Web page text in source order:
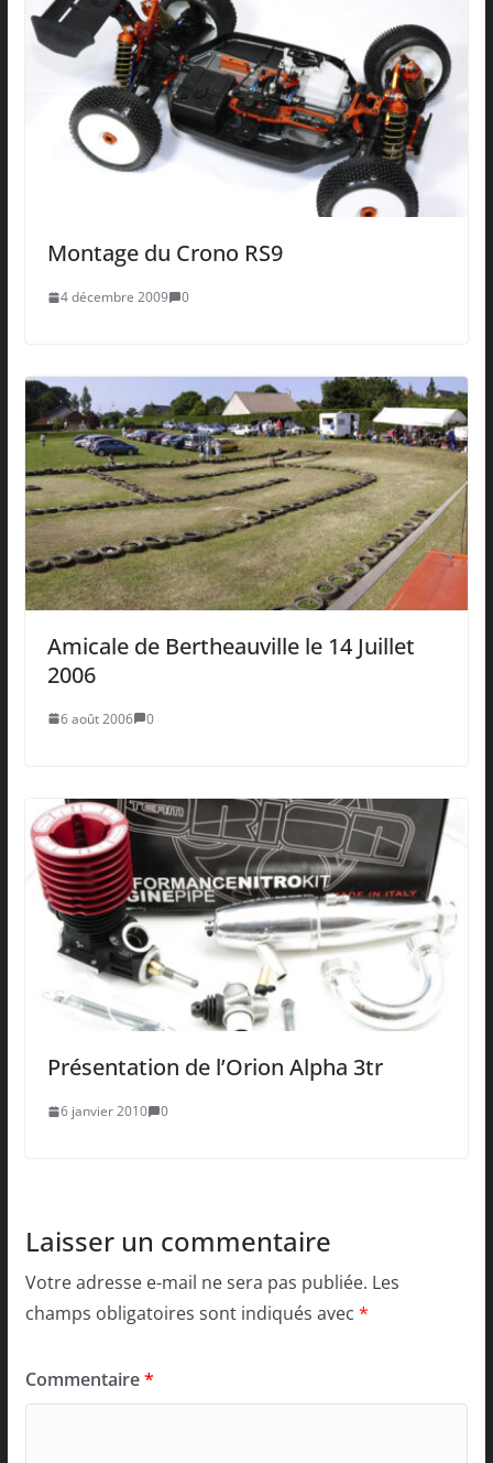
Montage du Crono RS9
4 décembre 2009 0
Amicale de Bertheauville le 14 Juillet
2006
6 août 2006 0
Présentation de l’Orion Alpha 3tr
6 janvier 2010 0
Laisser un commentaire
Votre adresse e-mail ne sera pas publiée. Les
champs obligatoires sont indiqués avec *
Commentaire*